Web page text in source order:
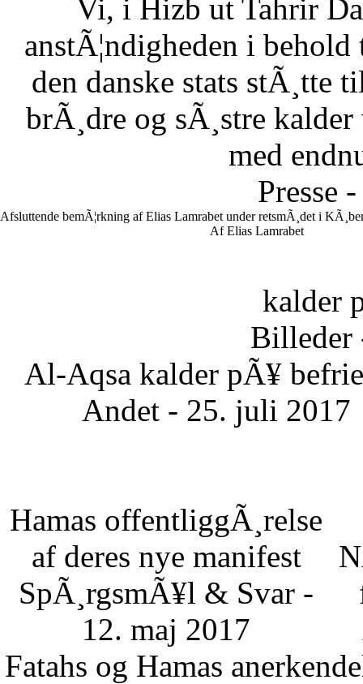
Vi, i Hizb ut Tahrir
anstÃ¦ndigheden i
den danske stats stÃ¸tte
brÃ¸dre og sÃ¸stre
med
Presse
Afsluttende bemÃ¦rkning af Elias Lamrabet under retsmÃ¸det i
Af Elias Lamrabet
kalder
Billeder
Al-Aqsa kalder pÃ¥
Andet - 25. juli 2017
Hamas offentliggÃ¸relse
af deres nye manifest
SpÃ¸rgsmÃ¥l & Svar -
12. maj 2017
Fatahs og Hamas